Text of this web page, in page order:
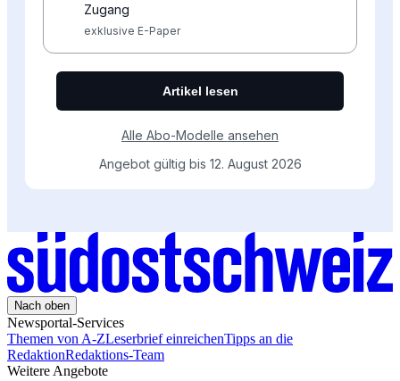
Nach oben
Newsportal-Services
Themen von A-ZLeserbrief einreichenTipps an die
RedaktionRedaktions-Team
Weitere Angebote